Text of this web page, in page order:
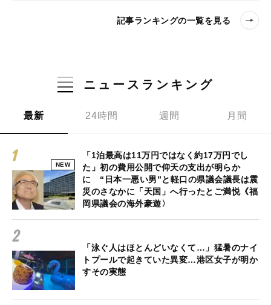
記事ランキングの一覧を見る
ニュースランキング
最新 24時間 週間 月間
NEW
「1泊最高は11万円ではなく約17万円でし
た」初の費用公開で仰天の支出が明らか
に “日本一悪い男”と軽口の県議会議長は震
災のさなかに「天国」へ行ったとご満悦《福
岡県議会の海外豪遊〉
「泳ぐ人はほとんどいなくて…」猛暑のナイ
トプールで起きていた異変…港区女子が明か
すその実態